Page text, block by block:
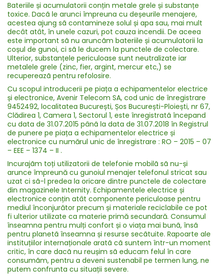
Bateriile și acumulatorii conțin metale grele și substanțe
toxice. Dacã le arunci împreuna cu deșeurile menajere,
acestea ajung sã contamineze solul și apa sau, mai mult
decât atât, în unele cazuri, pot cauza incendii. De aceea
este important sã nu aruncãm bateriile și acumulatorii la
coșul de gunoi, ci sã le ducem la punctele de colectare.
Ulterior, substanțele periculoase sunt neutralizate iar
metalele grele (zinc, fier, argint, mercur etc,) se
recupereazã pentru refolosire.
Cu scopul introducerii pe piața a echipamentelor electrice
și electronice, Avenir Telecom SA, cod unic de înregistrare
9452492, localitatea București, Șos București-Ploiești, nr 67,
Clădirea 1, Camera 1, Sectorul 1, este înregistratã începand
cu data de 31.07.2015 pânã la data de 31.07.2018 în Registrul
de punere pe piața a echipamentelor electrice și
electronice cu numărul unic de înregistrare : RO – 2015 – 07
– EEE – 1374 – II .
Incurajãm toți utilizatorii de telefonie mobilã sã nu-și
arunce împreună cu gunoiul menajer telefonul stricat sau
uzat ci sã-l predea la oricare dintre punctele de colectare
din magazinele Internity. Echipamentele electrice și
electronice conțin atât componente periculoase pentru
mediul înconjurător precum și materiale reciclabile ce pot
fi ulterior utilizate ca materie primă secundară. Consumul
înseamna pentru mulți confort și o viața mai bunã, însã
pentru planetã înseamna și resurse secãtuite. Rapoarte ale
instituțiilor internaționale aratã cã suntem într-un moment
critic, în care dacã nu reușim sã educam felul în care
consumãm, pentru a deveni sustenabil pe termen lung, ne
putem confrunta cu situații severe.